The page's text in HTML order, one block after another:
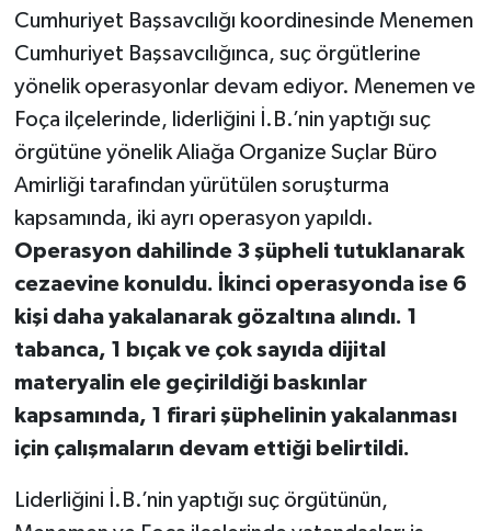
Cumhuriyet Başsavcılığı koordinesinde Menemen
Cumhuriyet Başsavcılığınca, suç örgütlerine
yönelik operasyonlar devam ediyor. Menemen ve
Foça ilçelerinde, liderliğini İ.B.’nin yaptığı suç
örgütüne yönelik Aliağa Organize Suçlar Büro
Amirliği tarafından yürütülen soruşturma
kapsamında, iki ayrı operasyon yapıldı.
Operasyon dahilinde 3 şüpheli tutuklanarak
cezaevine konuldu. İkinci operasyonda ise 6
kişi daha yakalanarak gözaltına alındı. 1
tabanca, 1 bıçak ve çok sayıda dijital
materyalin ele geçirildiği baskınlar
kapsamında, 1 firari şüphelinin yakalanması
için çalışmaların devam ettiği belirtildi.
Liderliğini İ.B.’nin yaptığı suç örgütünün,